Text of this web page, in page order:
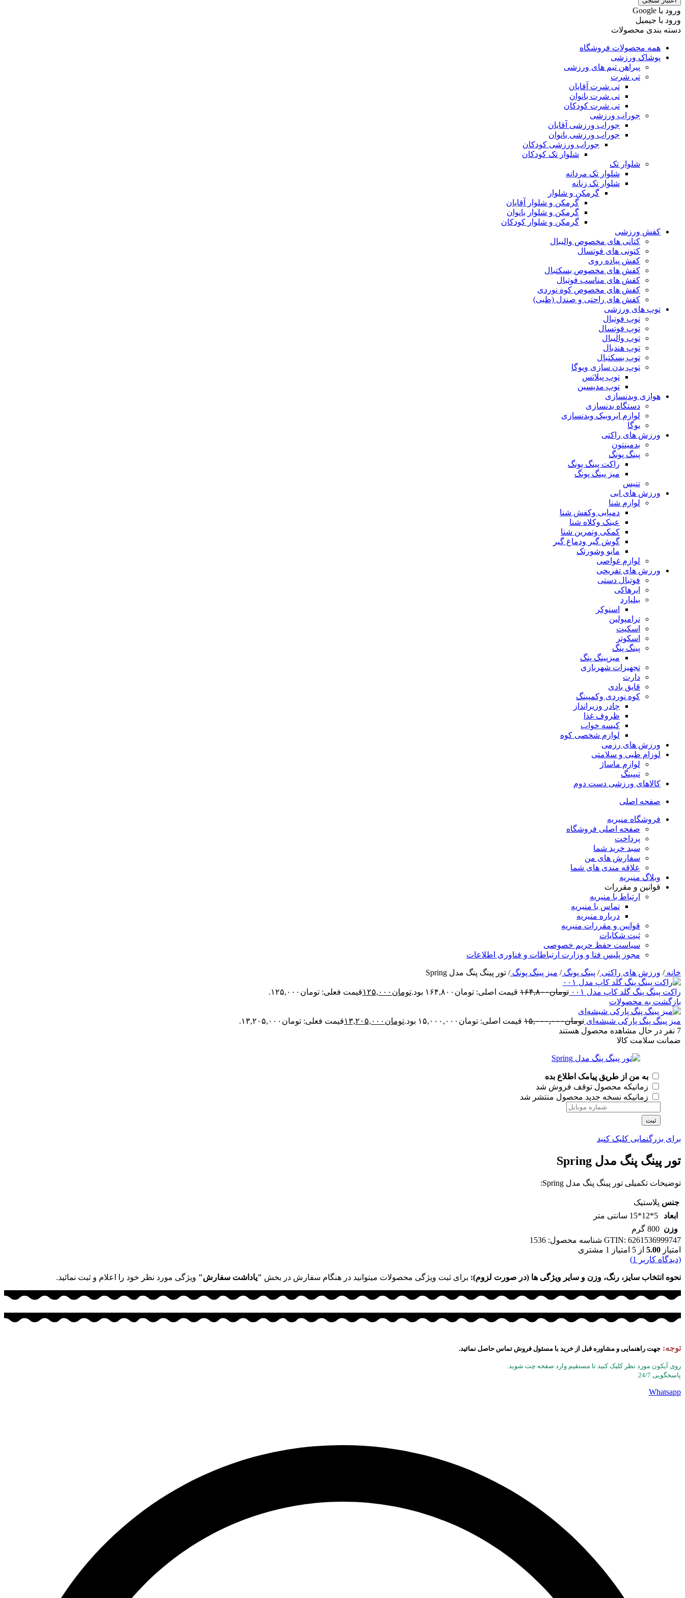
ورود با ‫Google
ورود با جیمیل
دسته بندی محصولات
همه محصولات فروشگاه
پوشاک ورزشی
پیراهن تیم های ورزشی
تی شرت
تی شرت آقایان
تی شرت بانوان
تی شرت کودکان
جوراب ورزشی
جوراب ورزشی آقایان
جوراب ورزشی بانوان
جوراب ورزشی کودکان
شلوار تک کودکان
شلوار تک
شلوار تک مردانه
شلوار تک زنانه
گرمکن و شلوار
گرمکن و شلوار آقایان
گرمکن و شلوار بانوان
گرمکن و شلوار کودکان
کفش ورزشی
کتانی های مخصوص والیبال
کتونی های فوتسال
کفش پیاده روی
کفش های مخصوص بسکتبال
کفش های مناسب فوتبال
کفش های مخصوص کوه نوردی
کفش های راحتی و صندل (طبی)
توپ های ورزشی
توپ فوتبال
توپ فوتسال
توپ والیبال
توپ هندبال
توپ بسکتبال
توپ بدن سازی ویوگا
توپ پیلاتس
توپ مدیسین
هوازی وبدنسازی
دستگاه بدنسازی
لوازم ایروبیک وبدنسازی
یوگا
ورزش های راکتی
بدمینتون
پینگ پونگ
راکت پینگ پونگ
میز پینگ پونگ
تنیس
ورزش های ابی
لوازم شنا
دمپایی وکفش شنا
عینک وکلاه شنا
کمکی وتمرین شنا
گوش گیر ودماغ گیر
مایو وشورتک
لوازم غواصی
ورزش های تفریحی
فوتبال دستی
ایرهاکی
بیلیارد
اسنوکر
ترامپولین
اسکیت
اسکوتر
پینگ پنگ
میزپینگ پنگ
تجهیزات شهربازی
دارت
قایق بادی
کوه نوردی وکمپینگ
چادر وزیرانداز
ظروف غذا
کیسه خواب
لوازم شخصی کوه
ورزش های رزمی
لوزام طبی و سلامتی
لوازم ماساژ
تیپینگ
کالاهای ورزشی دست دوم
صفحه اصلی
فروشگاه منیریه
صفحه اصلی فروشگاه
پرداخت
سبد خرید شما
سفارش های من
علاقه مندی های شما
وبلاگ منیریه
قوانین و مقررات
ارتباط با منیریه
تماس با منیریه
درباره منیریه
قوانین و مقررات منیریه
ثبت شکایات
سیاست حفظ حریم خصوصی
مجوز پلیس فتا و وزارت ارتباطات و فناوری اطلاعات
خانه/ ورزش های راکتی/ پینگ پونگ/ میز پینگ پونگ/ تور پینگ پنگ مدل Spring
راکت پینگ پنگ گلد کاپ مدل ۰۰۱ تومان۱۶۴,۸۰۰ قیمت اصلی: تومان۱۶۴,۸۰۰ بود. تومان ۱۲۵,۰۰۰قیمت فعلی: تومان۱۲۵,۰۰۰.
بازگشت به محصولات
میز پینگ پنگ پارکی شیشه‌ای تومان۱۵,۰۰۰,۰۰۰ قیمت اصلی: تومان۱۵,۰۰۰,۰۰۰ بود. تومان ۱۳,۲۰۵,۰۰۰قیمت فعلی: تومان۱۳,۲۰۵,۰۰۰.
7 نفر در حال مشاهده محصول هستند
ضمانت سلامت کالا
به من از طریق پیامک اطلاع بده
زمانیکه محصول توقف فروش شد
زمانیکه نسخه جدید محصول منتشر شد
ثبت
برای بزرگنمایی کلیک کنید
تور پینگ پنگ مدل Spring
توضیحات تکمیلی تور پینگ پنگ مدل Spring:
جنس پلاستیک
ابعاد
5*12*15 سانتی متر
وزن 800 گرم
GTIN: 6261536999747 شناسه محصول: 1536
امتیاز 5.00 از 5 امتیاز 1 مشتری
(دیدگاه کاربر
1
)
نحوه انتخاب سایز، رنگ، وزن و سایر ویژگی ها (در صورت لزوم): برای ثبت ویژگی محصولات میتوانید در هنگام سفارش در بخش "یاداشت سفارش" ویژگی مورد نظر خود را اعلام و ثبت نمائید.
توجه: جهت راهنمایی و مشاوره قبل از خرید با مسئول فروش تماس حاصل نمائید.
روی آیکون مورد نظر کلیک کنید تا مستقیم وارد صفحه چت شوید.
پاسخگویی 24/7
Whatsapp